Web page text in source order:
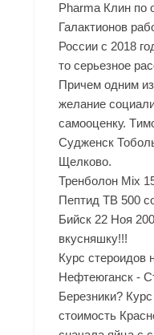
Pharma Клин по
Галактионов
России с 2018
то серьезное
Причем одним
желание
самооценку.
Судженск
Щелково.
Тренболон Mix
Пептид TB 500
Бийск 22 Ноя
вкусняшку!!!
Курс стероидов
Нефтеюганск -
Березники?
стоимость